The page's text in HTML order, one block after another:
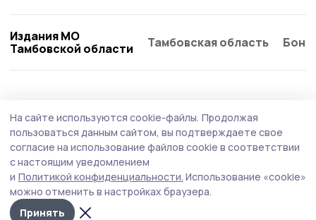
Издания МО
Тамбовской области
Тамбовская область
В работе летней профильной смены
«Архитекторы будущего» участвовала
педагог из Сосновки
Учитель русского языка и литературы Тамара
Коростелёва рассказала школьникам о самых
интересных интерактивных формах реализации
На сайте используются cookie-файлы. Продолжая
пользоваться данным сайтом, вы подтверждаете свое
согласие на использование файлов cookie в соответствии
с настоящим уведомлением
и Политикой конфиденциальности. Использование «cookie»
можно отменить в настройках браузера.
Принять